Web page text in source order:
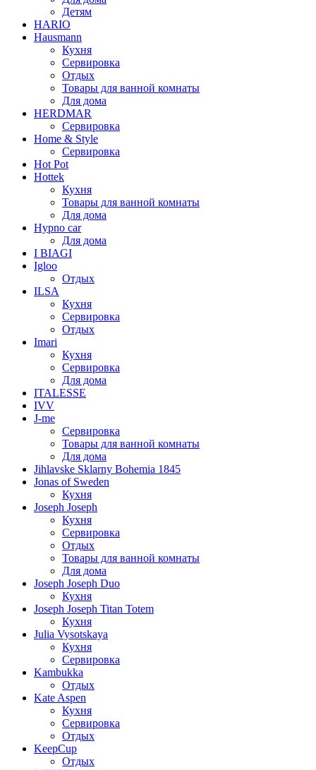
Детям
HARIO
Hausmann
Кухня
Сервировка
Отдых
Товары для ванной комнаты
Для дома
HERDMAR
Сервировка
Home & Style
Сервировка
Hot Pot
Hottek
Кухня
Товары для ванной комнаты
Для дома
Hypno car
Для дома
I BIAGI
Igloo
Отдых
ILSA
Кухня
Сервировка
Отдых
Imari
Кухня
Сервировка
Для дома
ITALESSE
IVV
J-me
Сервировка
Товары для ванной комнаты
Для дома
Jihlavske Sklarny Bohemia 1845
Jonas of Sweden
Кухня
Joseph Joseph
Кухня
Сервировка
Отдых
Товары для ванной комнаты
Для дома
Joseph Joseph Duo
Кухня
Joseph Joseph Titan Totem
Кухня
Julia Vysotskaya
Кухня
Сервировка
Kambukka
Отдых
Kate Aspen
Кухня
Сервировка
Отдых
KeepCup
Отдых